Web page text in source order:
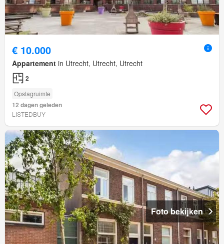
€ 10.000
Appartement in Utrecht, Utrecht, Utrecht
2
Opslagruimte
12 dagen geleden
LISTEDBUY
Foto bekijken